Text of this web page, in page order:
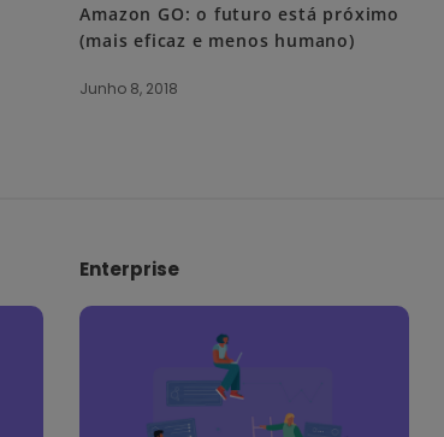
Amazon GO: o futuro está próximo
(mais eficaz e menos humano)
Junho 8, 2018
Enterprise